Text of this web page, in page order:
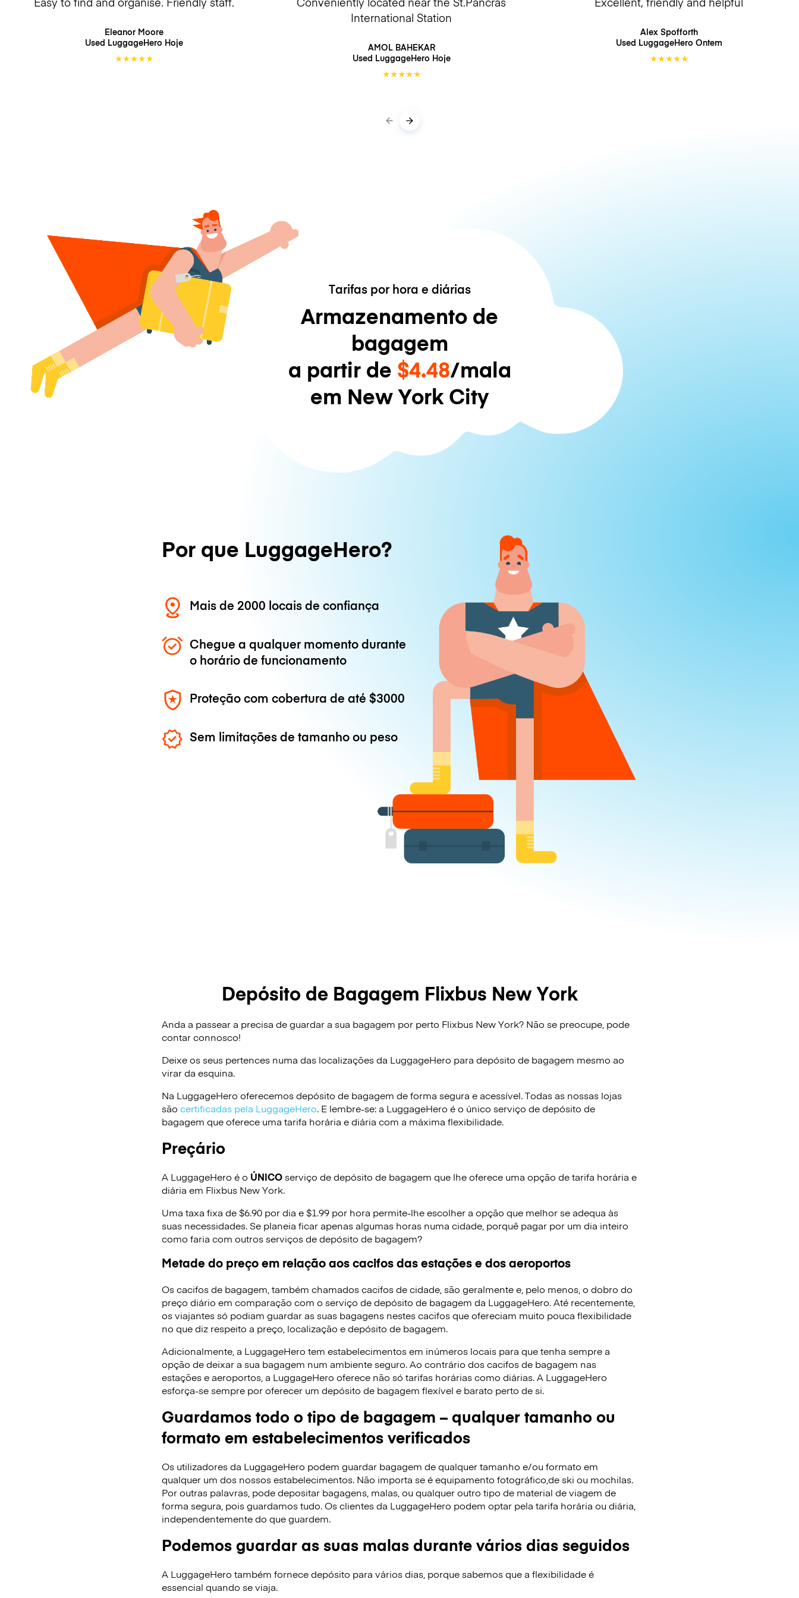
Eleanor Moore
Used LuggageHero Hoje
★★★★★
International Station
AMOL BAHEKAR
Used LuggageHero Hoje
★★★★★
Alex Spofforth
Used LuggageHero Ontem
★★★★★
Tarifas por hora e diárias
Armazenamento de
bagagem
a partir de $4.48/mala
em New York City
Por que LuggageHero?
Mais de 2000 locais de confiança
Chegue a qualquer momento durante
o horário de funcionamento
Proteção com cobertura de até$3000
Sem limitações de tamanho ou peso
Depósito de Bagagem Flixbus New York
Anda a passear a precisa de guardar a sua bagagem por perto Flixbus New York? Não se preocupe, pode
contar connosco!
Deixe os seus pertences numa das localizações da LuggageHero para depósito de bagagem mesmo ao
virar da esquina.
Na LuggageHero oferecemos depósito de bagagem de forma segura e acessível. Todas as nossas lojas
são certificadas pela LuggageHero. E lembre-se: a LuggageHero é o único serviço de depósito de
bagagem que oferece uma tarifa horária e diária com a máxima flexibilidade.
Preçário
A LuggageHero é o ÚNICOserviço de depósito de bagagem que lhe oferece uma opção de tarifa horária e
diária em Flixbus New York.
Uma taxa fixa de $6.90 por dia e $1.99 por hora permite-lhe escolher a opção que melhor se adequa às
suas necessidades. Se planeia ficar apenas algumas horas numa cidade, porquê pagar por um dia inteiro
como faria com outros serviços de depósito de bagagem?
Metade do preço em relação aos cacifos das estações e dos aeroportos
Os cacifos de bagagem, também chamados cacifos de cidade, são geralmente e, pelo menos, o dobro do
preço diário em comparação com o serviço de depósito de bagagem da LuggageHero. Até recentemente,
os viajantes só podiam guardar as suas bagagens nestes cacifos que ofereciam muito pouca flexibilidade
no que diz respeito a preço, localização e depósito de bagagem.
Adicionalmente, a LuggageHero tem estabelecimentos em inúmeros locais para que tenha sempre a
opção de deixar a sua bagagem num ambiente seguro. Ao contrário dos cacifos de bagagem nas
estações e aeroportos, a LuggageHero oferece não só tarifas horárias como diárias. A LuggageHero
esforça-se sempre por oferecer um depósito de bagagem flexível e barato perto de si.
Guardamos todo o tipo de bagagem – qualquer tamanho ou
formato em estabelecimentos verificados
Os utilizadores da LuggageHero podem guardar bagagem de qualquer tamanho e/ou formato em
qualquer um dos nossos estabelecimentos. Não importa se é equipamento fotográfico,de ski ou mochilas.
Por outras palavras, pode depositar bagagens, malas, ou qualquer outro tipo de material de viagem de
forma segura, pois guardamos tudo. Os clientes da LuggageHero podem optar pela tarifa horária ou diária,
independentemente do que guardem.
Podemos guardar as suas malas durante vários dias seguidos
A LuggageHero também fornece depósito para vários dias, porque sabemos que a flexibilidade é
essencial quando se viaja.